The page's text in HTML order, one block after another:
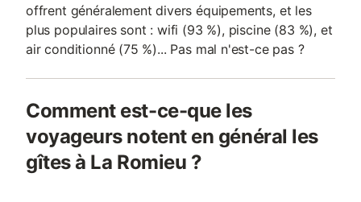
offrent généralement divers équipements, et les
plus populaires sont : wifi (93 %), piscine (83 %), et
air conditionné (75 %)... Pas mal n'est-ce pas ?
Comment est-ce-que les
voyageurs notent en général les
gîtes à La Romieu ?